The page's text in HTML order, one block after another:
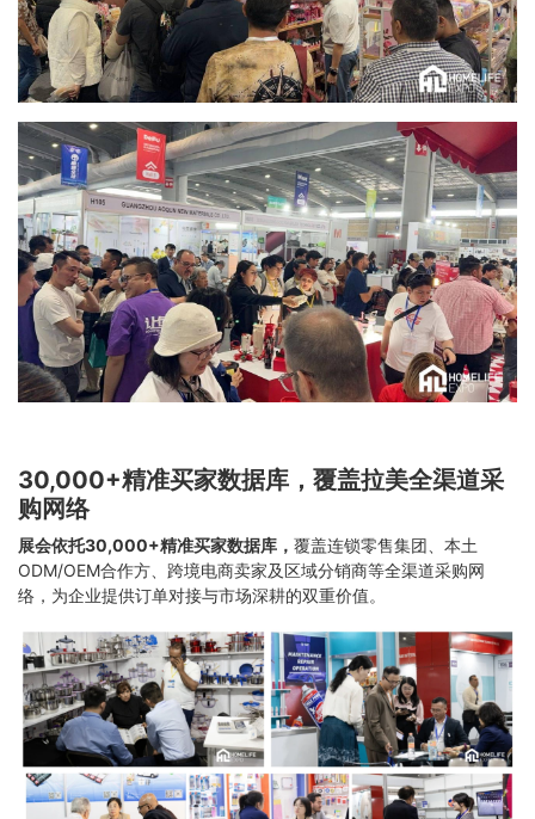
30,000+精准买家数据库，覆盖拉美全渠道采
购网络
展会依托30,000+精准买家数据库， 覆盖连锁零售集团、本土
ODM/OEM合作方、跨境电商卖家及区域分销商等全渠道采购网
络，为企业提供订单对接与市场深耕的双重价值。